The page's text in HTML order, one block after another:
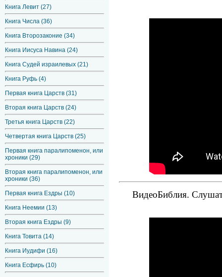
Книга Левит (27)
Книга Числа (36)
Книга Второзаконие (34)
Книга Иисуса Навина (24)
Книга Судей израилевых (21)
Книга Руфь (4)
Первая книга Царств (31)
Вторая книга Царств (24)
Третья книга Царств (22)
Четвертая книга Царств (25)
Первая книга паралипоменон, или
хроники (29)
Вторая книга паралипоменон, или
хроники (36)
Первая книга Ездры (10)
Книга Неемии (13)
Вторая книга Ездры (9)
Книга Товита (14)
Книга Иудифи (16)
Книга Есфирь (10)
ВидеоБиблия.